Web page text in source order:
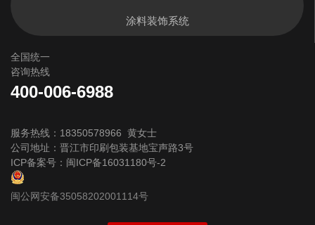
涂料装饰系统
全国统一
咨询热线
400-006-6988
服务热线：18350578966 黄女士
公司地址：晋江市印刷包装基地宝声路3号
ICP备案号： 闽ICP备16031180号-2
闽公网安备35058202001114号